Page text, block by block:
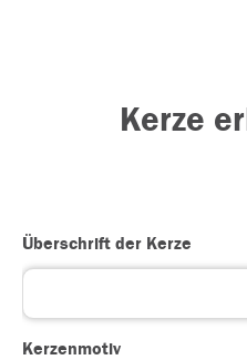
Kerze
Überschrift der Kerze
Kerzenmotiv